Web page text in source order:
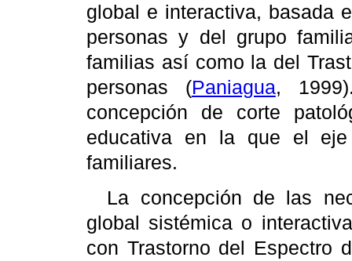
global e interactiva, basada
personas y del grupo
familias así como la del
personas (Paniagua,
concepción de corte
educativa en la que el
familiares.
La concepción de las
global sistémica o
con Trastorno del Espectro